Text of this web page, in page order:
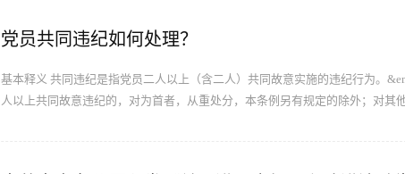
党员共同违纪如何处理？
基本释义 共同违纪是指党员二人以上（含二人）共同故意实施的违纪行为。
人以上共同故意违纪的，对为首者，从重处分，本条例另有规定的除外；对其